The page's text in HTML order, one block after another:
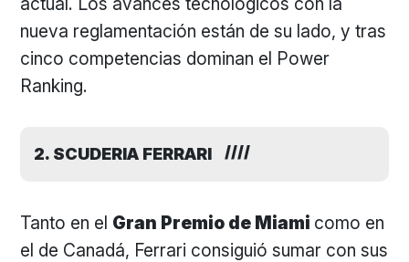
nueva reglamentación están de su lado, y tras
cinco competencias dominan el Power
Ranking.
2. SCUDERIA FERRARI
Tanto en el Gran Premio de Miami como en
el de Canadá, Ferrari consiguió sumar con sus